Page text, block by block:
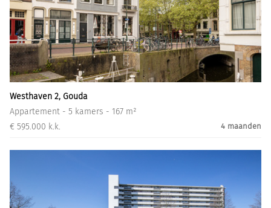
Verkoop starten
Informatiegesprek
Inloggen
Westhaven 2, Gouda
Appartement - 5 kamers - 167 m²
€ 595.000 k.k.
4 maanden